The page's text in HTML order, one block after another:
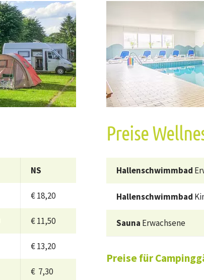
NS
€ 18,20
€ 11,50
€ 13,20
€ 7,30
Preise
Hallenschwimmbad
Hallenschwimmbad
Sauna Erwachsene
Preise für